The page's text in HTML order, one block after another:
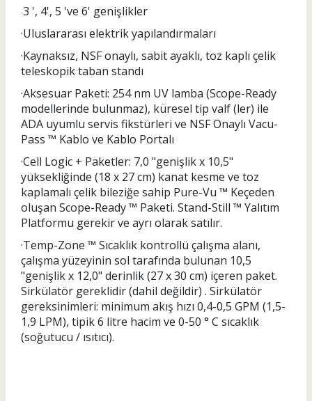
·3 ', 4', 5 've 6' genişlikler
·Uluslararası elektrik yapılandırmaları
·Kaynaksız, NSF onaylı, sabit ayaklı, toz kaplı çelik
teleskopik taban standı
·Aksesuar Paketi: 254 nm UV lamba (Scope-Ready
modellerinde bulunmaz), küresel tip valf (ler) ile
ADA uyumlu servis fikstürleri ve NSF Onaylı Vacu-
Pass ™ Kablo ve Kablo Portalı
·Cell Logic + Paketler: 7,0 "genişlik x 10,5"
yüksekliğinde (18 x 27 cm) kanat kesme ve toz
kaplamalı çelik bileziğe sahip Pure-Vu ™ Keçeden
oluşan Scope-Ready ™ Paketi. Stand-Still ™ Yalıtım
Platformu gerekir ve ayrı olarak satılır.
·Temp-Zone ™ Sıcaklık kontrollü çalışma alanı,
çalışma yüzeyinin sol tarafında bulunan 10,5
"genişlik x 12,0" derinlik (27 x 30 cm) içeren paket.
Sirkülatör gereklidir (dahil değildir) . Sirkülatör
gereksinimleri: minimum akış hızı 0,4-0,5 GPM (1,5-
1,9 LPM), tipik 6 litre hacim ve 0-50 ° C sıcaklık
(soğutucu / ısıtıcı).